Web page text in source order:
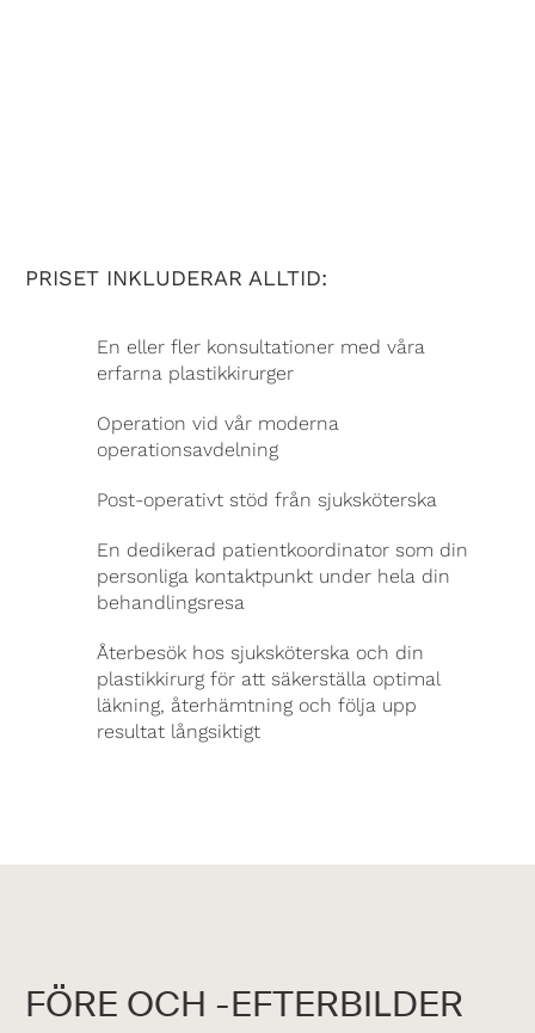
PRISET INKLUDERAR ALLTID:
En eller fler konsultationer med våra
erfarna plastikkirurger
Operation vid vår moderna
operationsavdelning
Post-operativt stöd från sjuksköterska
En dedikerad patientkoordinator som din
personliga kontaktpunkt under hela din
behandlingsresa
Återbesök hos sjuksköterska och din
plastikkirurg för att säkerställa optimal
läkning, återhämtning och följa upp
resultat långsiktigt
FÖRE OCH -EFTERBILDER